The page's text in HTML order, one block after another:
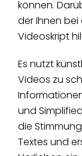
können.
der Ihnen bei
Videoskript
Es nutzt
Videos zu
und
die
Textes und